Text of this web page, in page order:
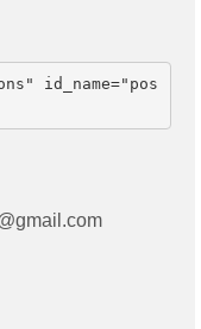
id_name="pos